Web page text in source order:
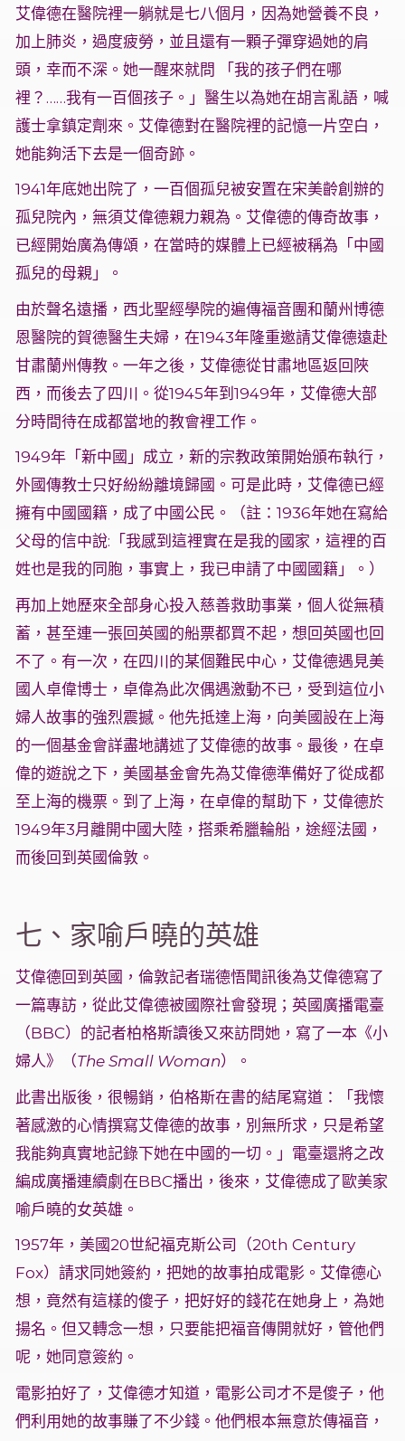
艾偉德在醫院裡一躺就是七八個月，因為她營養不良，
加上肺炎，過度疲勞，並且還有一顆子彈穿過她的肩
頭，幸而不深。她一醒來就問 「我的孩子們在哪
裡？……我有一百個孩子。」醫生以為她在胡言亂語，喊
護士拿鎮定劑來。艾偉德對在醫院裡的記憶一片空白，
她能夠活下去是一個奇跡。
1941年底她出院了，一百個孤兒被安置在宋美齡創辦的
孤兒院內，無須艾偉德親力親為。艾偉德的傳奇故事，
已經開始廣為傳頌，在當時的媒體上已經被稱為「中國
孤兒的母親」。
由於聲名遠播，西北聖經學院的遍傳福音團和蘭州博德
恩醫院的賀德醫生夫婦，在1943年隆重邀請艾偉德遠赴
甘肅蘭州傳教。一年之後，艾偉德從甘肅地區返回陜
西，而後去了四川。從1945年到1949年，艾偉德大部
分時間待在成都當地的教會裡工作。
1949年「新中國」成立，新的宗教政策開始頒布執行，
外國傳教士只好紛紛離境歸國。可是此時，艾偉德已經
擁有中國國籍，成了中國公民。（註：1936年她在寫給
父母的信中說:「我感到這裡實在是我的國家，這裡的百
姓也是我的同胞，事實上，我已申請了中國國籍」。）
再加上她歷來全部身心投入慈善救助事業，個人從無積
蓄，甚至連一張回英國的船票都買不起，想回英國也回
不了。有一次，在四川的某個難民中心，艾偉德遇見美
國人卓偉博士，卓偉為此次偶遇激動不已，受到這位小
婦人故事的強烈震撼。他先抵達上海，向美國設在上海
的一個基金會詳盡地講述了艾偉德的故事。最後，在卓
偉的遊說之下，美國基金會先為艾偉德準備好了從成都
至上海的機票。到了上海，在卓偉的幫助下，艾偉德於
1949年3月離開中國大陸，搭乘希臘輪船，途經法國，
而後回到英國倫敦。
七、家喻戶曉的英雄
艾偉德回到英國，倫敦記者瑞德悟聞訊後為艾偉德寫了
一篇專訪，從此艾偉德被國際社會發現；英國廣播電臺
（BBC）的記者柏格斯讀後又來訪問她，寫了一本《小
婦人》（The Small Woman）。
此書出版後，很暢銷，伯格斯在書的結尾寫道：「我懷
著感激的心情撰寫艾偉德的故事，別無所求，只是希望
我能夠真實地記錄下她在中國的一切。」電臺還將之改
編成廣播連續劇在BBC播出，後來，艾偉德成了歐美家
喻戶曉的女英雄。
1957年，美國20世紀福克斯公司（20th Century
Fox）請求同她簽約，把她的故事拍成電影。艾偉德心
想，竟然有這樣的傻子，把好好的錢花在她身上，為她
揚名。但又轉念一想，只要能把福音傳開就好，管他們
呢，她同意簽約。
電影拍好了，艾偉德才知道，電影公司才不是傻子，他
們利用她的故事賺了不少錢。他們根本無意於傳福音，